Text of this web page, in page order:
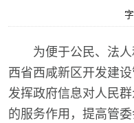
为便于公民、法
西省西咸新区开发建
发挥政府信息对人民
的服务作用，提高管